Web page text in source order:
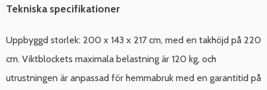
Tekniska specifikationer
Uppbyggd storlek: 200 x 143 x 217 cm, med en takhöjd på 220
cm. Viktblockets maximala belastning är 120 kg, och
utrustningen är anpassad för hemmabruk med en garantitid på